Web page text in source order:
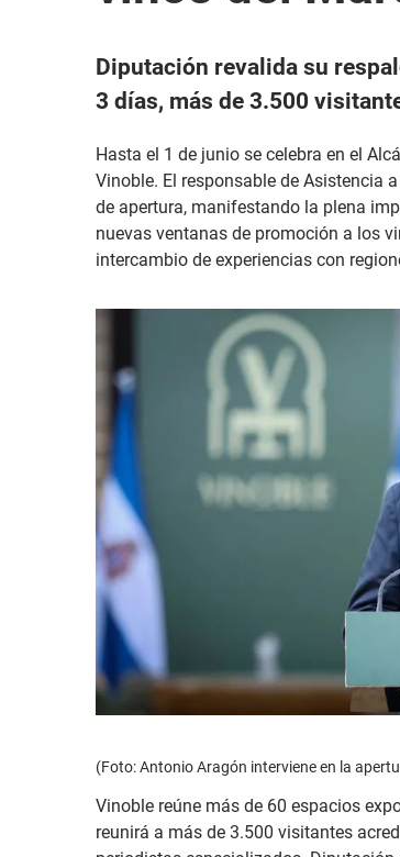
Diputación revalida su
3 días, más de 3.500
Hasta el 1 de junio se celebra en el
Vinoble. El responsable de Asistencia
de apertura, manifestando la plena
nuevas ventanas de promoción a los
intercambio de experiencias con
(Foto: Antonio Aragón interviene en la
Vinoble reúne más de 60 espacios
reunirá a más de 3.500 visitantes